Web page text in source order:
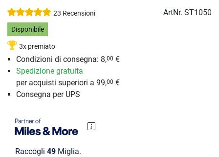
23 Recensioni ArtNr. ST1050
Disponibile
3x premiato
Condizioni di consegna: 8,00 €
Spedizione gratuita
per acquisti superiori a 99,00 €
Consegna per UPS
Raccogli 49 Miglia.